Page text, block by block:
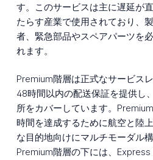
す。このサービスは主に遅延が
たらす産業で使用されており、
者、緊急部品やスペアパーツを
れます。
Premium階層は正式なサービス
48時間以内の配送保証を提供し
所をカバーしています。
時間を達成するために航空と陸
な目的地向けにマルチモーダル
Premium階層の下には、